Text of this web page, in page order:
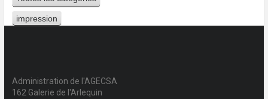
Vue
impression
Administration de l'AGECSA
162 Galerie de l'Arlequin